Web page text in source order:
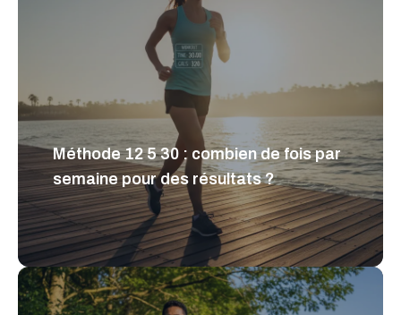
Méthode 12 5 30 : combien de fois par
semaine pour des résultats ?